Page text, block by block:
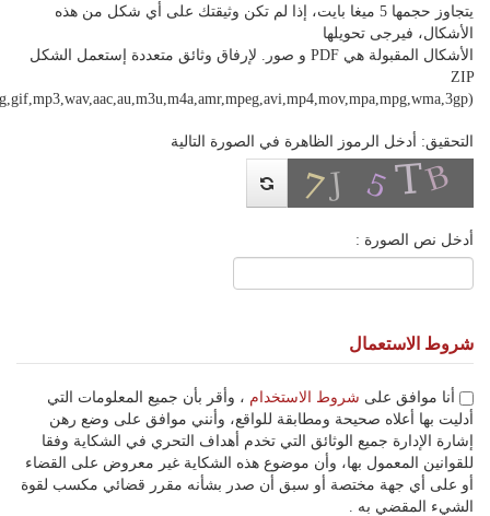
يتجاوز حجمها 5 ميغا بايت، إذا لم تكن وثيقتك على أي شكل من هذه
الأشكال، فيرجى تحويلها
الأشكال المقبولة هي PDF و صور. لإرفاق وثائق متعددة إستعمل الشكل
ZIP
التحقيق: أدخل الرموز الظاهرة في الصورة التالية
أدخل نص الصورة :
شروط الاستعمال
شروط الاستخدام ، وأقر بأن جميع المعلومات التي
أدليت بها أعلاه صحيحة ومطابقة للواقع، وأنني موافق على وضع رهن
إشارة الإدارة جميع الوثائق التي تخدم أهداف التحري في الشكاية وفقا
للقوانين المعمول بها، وأن موضوع هذه الشكاية غير معروض على القضاء
أو على أي جهة مختصة أو سبق أن صدر بشأنه مقرر قضائي مكسب لقوة
الشيء المقضي به .